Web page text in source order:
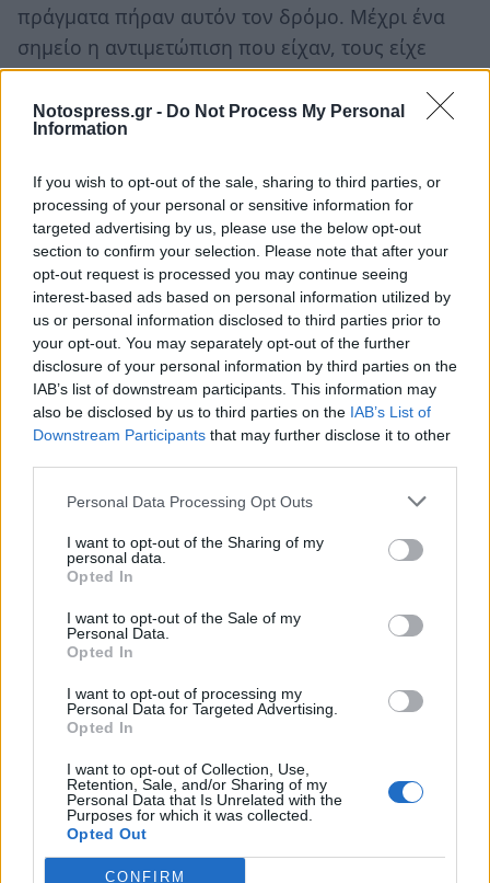
Notospress.gr - Do Not Process My Personal
Information
If you wish to opt-out of the sale, sharing to third parties, or
processing of your personal or sensitive information for
targeted advertising by us, please use the below opt-out
section to confirm your selection. Please note that after your
opt-out request is processed you may continue seeing
interest-based ads based on personal information utilized by
us or personal information disclosed to third parties prior to
your opt-out. You may separately opt-out of the further
disclosure of your personal information by third parties on the
IAB’s list of downstream participants. This information may
also be disclosed by us to third parties on the IAB’s List of
Downstream Participants that may further disclose it to other
Personal Data Processing Opt Outs
I want to opt-out of the Sharing of my
personal data.
Opted In
I want to opt-out of the Sale of my
Personal Data.
Opted In
I want to opt-out of processing my
Personal Data for Targeted Advertising.
Opted In
I want to opt-out of Collection, Use,
Retention, Sale, and/or Sharing of my
Personal Data that Is Unrelated with the
Purposes for which it was collected.
Opted Out
CONFIRM
πράγματα πήραν αυτόν τον δρόμο. Μέχρι ένα
σημείο η αντιμετώπιση που είχαν, τους είχε
δημιουργήσει ένα αίσθημα ότι υποστηρίχτηκαν
με σεβασμό και αξιοπρέπεια. Μου τηλεφώνησε
μία κοπέλα και μου είπε ‘χαμογέλασα μετά από
10 χρόνια’», λέει ο δικηγόρος των θυμάτων,
Αντώνης Πεπελάσης.
Στην αρχή, έκανε τις μικρές αθλήτριες να
αισθάνονται όμορφα με τους επαίνους του.
Μέσω πολύωρων, ιδιαίτερων προπονήσεων
κατάφερνε να τις απομονώνει και να τις βιάζει
επανειλημμένα, ενώ στη συνέχεια τους ασκούσε
και ψυχολογική πίεση ώστε να εξασφαλίζει τη
σιωπή τους, δημιουργώντας τους την αίσθηση
της ενοχής.
Είναι χαρακτηριστικές οι μαρτυρίες των
κοριτσιών όταν αναφέρουν ότι τις εκβίαζε
ψυχολογικά, απειλώντας πως θα αυτοκτονήσει
αν τον πρόδιδαν.
«Θα μου έκανε έκπληξη να μην υπάρχουν άλλα
θύματα, από την στιγμή που από μία καταγγελία
έγιναν τρία τα κορίτσια και στη συνέχεια
Φαντάζομαι ότι δε θα ήταν μόνο αυτά». Οι
αστυνομικοί επικεντρώνονται στο εάν υπάρχουν
και άλλα θύματα από το περιβάλλον της σχολής
πολεμικών τεχνών, ενώ στο μικροσκόπιο έχει